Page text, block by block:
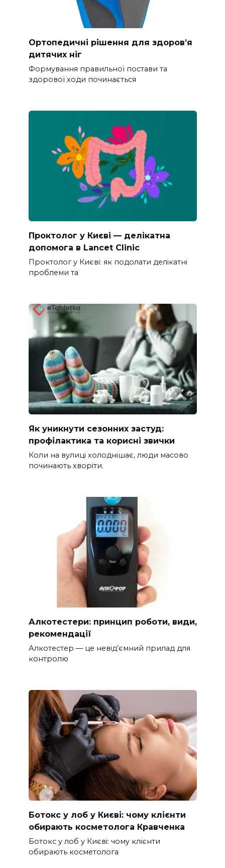
Ортопедичні рішення для здоров’я
дитячих ніг
Формування правильної постави та
здорової ходи починається
Проктолог у Києві — делікатна
допомога в Lancet Clinic
Проктолог у Києві: як подолати делікатні
проблеми та
Як уникнути сезонних застуд:
профілактика та корисні звички
Коли на вулиці холоднішає, люди масово
починають хворіти.
Алкотестери: принцип роботи, види,
рекомендації
Алкотестер — це невід’ємний прилад для
контролю
Ботокс у лоб у Києві: чому клієнти
обирають косметолога Кравченка
Ботокс у лоб у Києві: чому клієнти
обирають косметолога